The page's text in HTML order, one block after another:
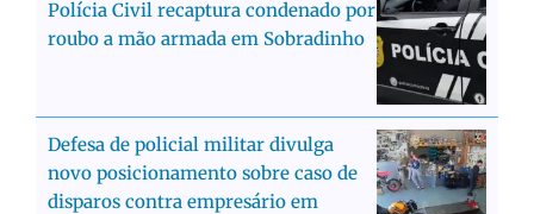
Polícia Civil recaptura condenado por
roubo a mão armada em Sobradinho
Defesa de policial militar divulga
novo posicionamento sobre caso de
disparos contra empresário em